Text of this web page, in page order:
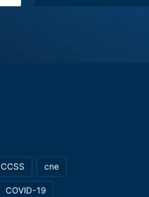
CCSS cne
COVID-19